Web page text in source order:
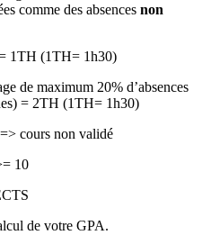
comme des absences non
= 1TH (1TH= 1h30)
de maximum 20% d’absences
= 2TH (1TH= 1h30)
cours non validé
10
de votre GPA.